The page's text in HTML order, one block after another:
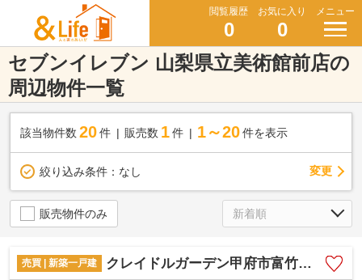
閲覧履歴
0
お気に入り
0
メニュー
セブンイレブン 山梨県立美術館前店の
周辺物件一覧
該当物件数 20件 販売数 1 件 1～20 件を表示
絞り込み条件： なし 変更
販売物件のみ
売買 | 新築一戸建 クレイドルガーデン甲府市富竹第5 3号棟